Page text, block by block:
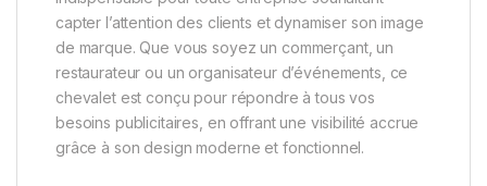
capter l’attention des clients et dynamiser son image
de marque. Que vous soyez un commerçant, un
restaurateur ou un organisateur d’événements, ce
chevalet est conçu pour répondre à tous vos
besoins publicitaires, en offrant une visibilité accrue
grâce à son design moderne et fonctionnel.